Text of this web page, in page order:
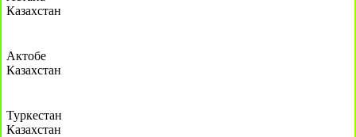
Казахстан
Актобе
Казахстан
Туркестан
Казахстан